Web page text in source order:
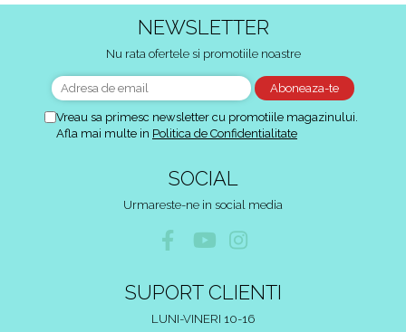
NEWSLETTER
Nu rata ofertele si promotiile noastre
Vreau sa primesc newsletter cu promotiile magazinului.
Afla mai multe in Politica de Confidentialitate
SOCIAL
Urmareste-ne in social media
SUPORT CLIENTI
LUNI-VINERI 10-16